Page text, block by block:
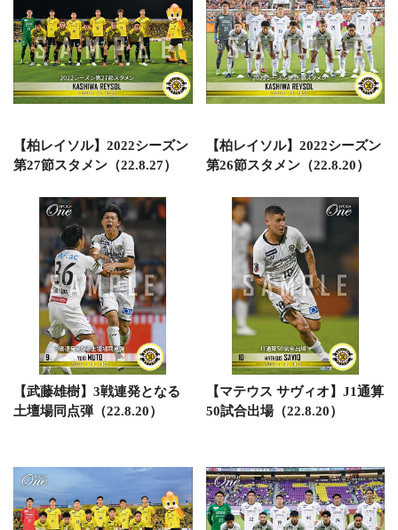
【柏レイソル】2022シーズン
第27節スタメン（22.8.27）
【柏レイソル】2022シーズン
第26節スタメン（22.8.20）
【武藤雄樹】3戦連発となる
土壇場同点弾（22.8.20）
【マテウス サヴィオ】J1通算
50試合出場（22.8.20）